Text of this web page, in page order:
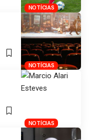
NOTÍCIAS
NOTÍCIAS
NOTÍCIAS